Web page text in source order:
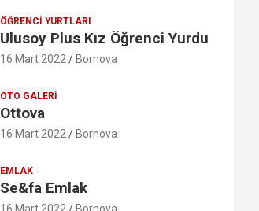
ÖĞRENCI YURTLARI
Ulusoy Plus Kız Öğrenci Yurdu
16 Mart 2022 Bornova
OTO GALERI
Ottova
16 Mart 2022 Bornova
EMLAK
Se&fa Emlak